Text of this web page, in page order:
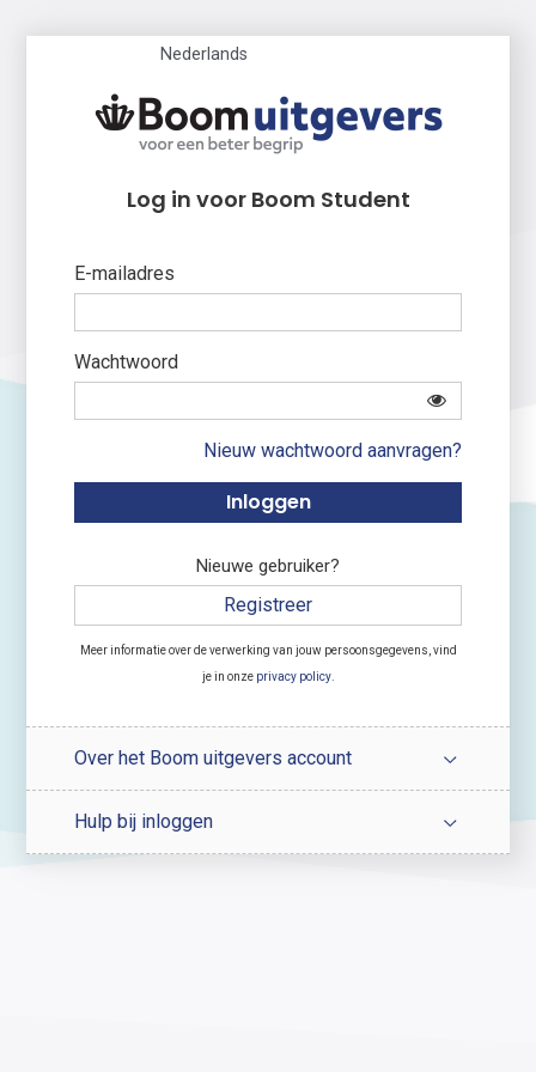
Nederlands
Log in voor Boom Student
E-mailadres
Wachtwoord
Nieuw wachtwoord aanvragen?
Nieuwe gebruiker?
Registreer
Meer informatie over de verwerking van jouw persoonsgegevens, vind
je in onze privacy policy.
Over het Boom uitgevers account
Hulp bij inloggen